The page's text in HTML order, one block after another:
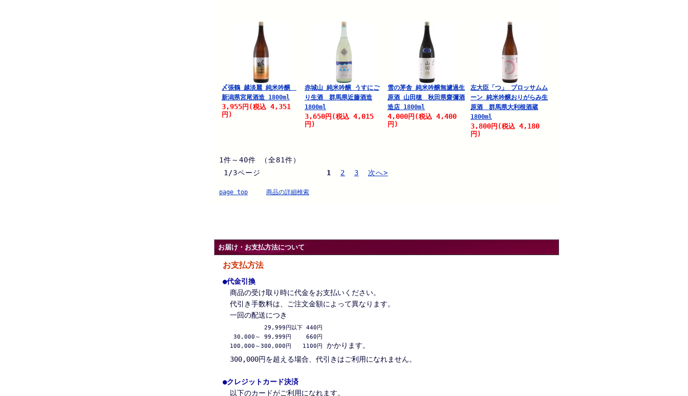
〆張鶴 越淡麗 純米吟醸
新潟県宮尾酒造 1800ml
3,955円 (税込 4,351
円)
赤城山 純米吟醸 うすにご
り生酒 群馬県近藤酒造
1800ml
3,650円 (税込 4,015
円)
雪の茅舎 純米吟醸無濾過生
原酒 山田穂 秋田県齋彌酒
造店 1800ml
4,000円 (税込 4,400
円)
左大臣「つ」 ブロッサムム
ーン 純米吟醸おりがらみ生
原酒 群馬県大利根酒蔵
1800ml
3,800円 (税込 4,180
円)
1件～40件 （全81件）
1/3ページ
1 2 3 次へ>
page top 商品の詳細検索
お届け・お支払方法について
お支払方法
●代金引換
商品の受け取り時に代金をお支払いください。
代引き手数料は、ご注文金額によって異なります。
一回の配送につき
29,999円以下 440円
30,000～ 99,999円　　 660円
100,000～300,000円　　1100円
かかります。
300,000円を超える場合、代引きはご利用になれません。
●クレジットカード決済
以下のカードがご利用になれます。